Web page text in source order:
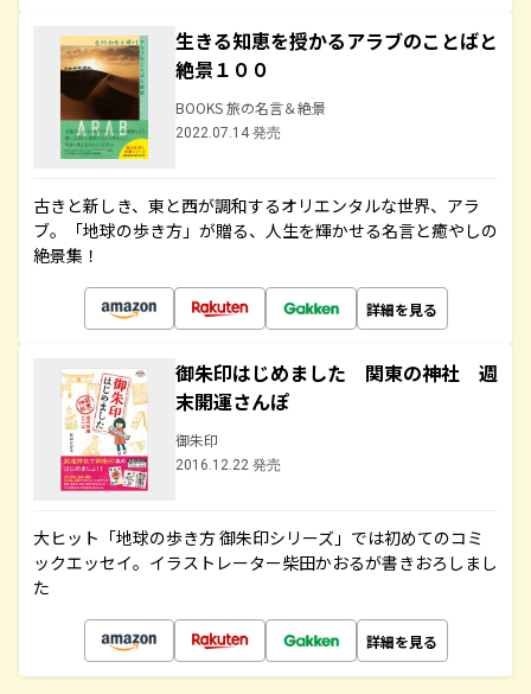
生きる知恵を授かるアラブのことばと
絶景１００
BOOKS 旅の名言＆絶景
2022.07.14 発売
古きと新しき、東と西が調和するオリエンタルな世界、アラ
ブ。「地球の歩き方」が贈る、人生を輝かせる名言と癒やしの
絶景集！
詳細を見る
御朱印はじめました 関東の神社 週
末開運さんぽ
御朱印
2016.12.22 発売
大ヒット「地球の歩き方 御朱印シリーズ」では初めてのコミ
ックエッセイ。イラストレーター柴田かおるが書きおろしまし
た
詳細を見る